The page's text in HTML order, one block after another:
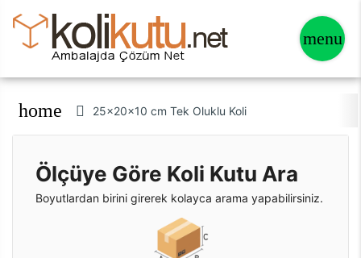
home 25x20x10 cm Tek Oluklu Koli
Ölçüye Göre Koli Kutu Ara
Boyutlardan birini girerek kolayca arama yapabilirsiniz.